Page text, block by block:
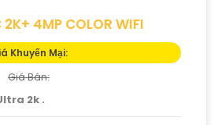
4MP COLOR WIFI
Khuyến Mại:
Giá Bán:
2k .